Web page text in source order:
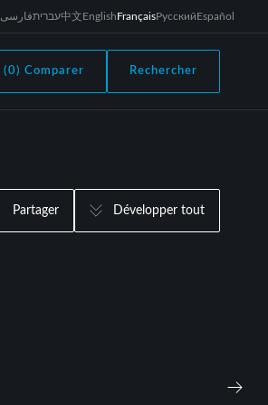
فارسیעברית中文EnglishFrançaisРусскийEspañol
(0) Comparer Rechercher
Partager Développer tout